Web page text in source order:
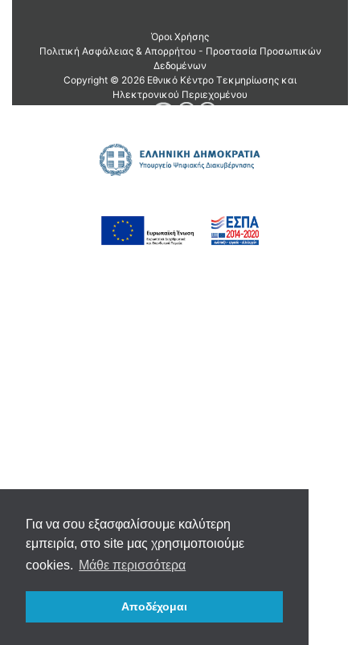
Για να σου εξασφαλίσουμε καλύτερη
εμπειρία, στο site μας χρησιμοποιούμε
cookies. Μάθε περισσότερα
Αποδέχομαι